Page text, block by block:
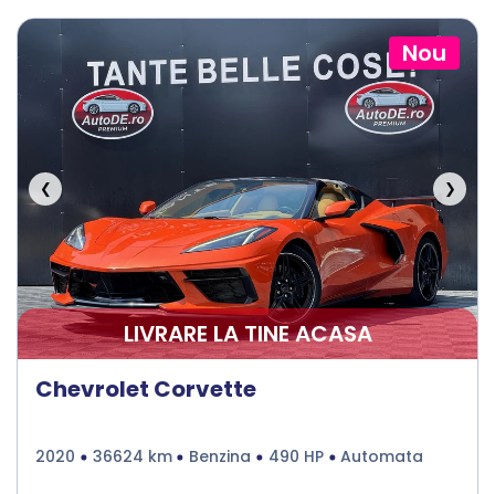
Nou
❮ ❯
LIVRARE LA TINE ACASA
Chevrolet Corvette
2020 36624 km Benzina 490 HP Automata